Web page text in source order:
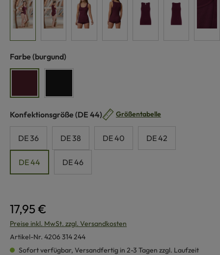
Farbe auswählen
(burgund)
Konfektionsgröße auswählen
(DE 44) Größentabelle
DE 36 DE 38 DE 40 DE 42
DE 44 DE 46
17,95 €
Preise inkl. MwSt. zzgl. Versandkosten
Artikel-Nr. 4206 314 244
Sofort verfügbar, Versandfertig in 2-3 Tagen zzgl. Laufzeit